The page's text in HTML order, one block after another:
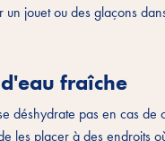
jouet ou des glaçons
fraîche
déshydrate pas en cas
les placer à des endroits